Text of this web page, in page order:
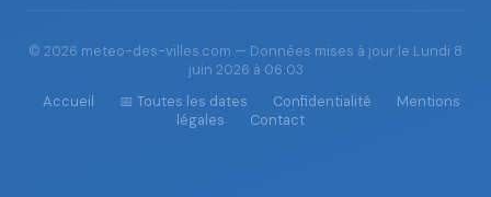
© 2026 meteo-des-villes.com — Données mises à jour le Lundi 8
juin 2026 à 06:03
Accueil
📅 Toutes les dates Confidentialité
Mentions
légales
Contact